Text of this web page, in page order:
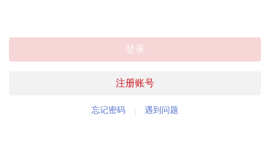
注册账号
登录
忘记密码 遇到问题